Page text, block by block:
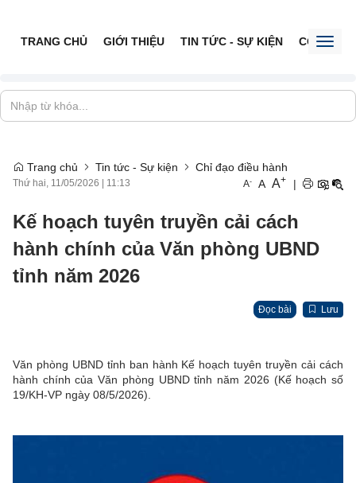
TRANG CHỦ GIỚI THIỆU TIN TỨC - SỰ KIỆN CỔNG
Trang chủ Tin tức - Sự kiện Chỉ đạo điều hành
Thứ hai, 11/05/2026 11:13 A- A A+ |
Kế hoạch tuyên truyền cải cách
hành chính của Văn phòng UBND
tỉnh năm 2026
Đọc bài Lưu
Văn phòng UBND tỉnh ban hành Kế hoạch tuyên truyền cải cách
hành chính của Văn phòng UBND tỉnh năm 2026 (Kế hoạch số
19/KH-VP ngày 08/5/2026).